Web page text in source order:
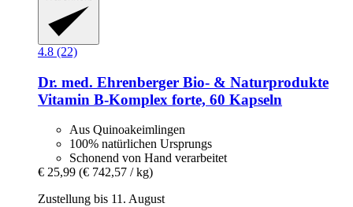
4.8 (22)
Dr. med. Ehrenberger Bio- & Naturprodukte
Vitamin B-​Komplex forte, 60 Kapseln
Aus Quinoakeimlingen
100% natürlichen Ursprungs
Schonend von Hand verarbeitet
€ 25,99 (€ 742,57 / kg)
Zustellung bis 11. August